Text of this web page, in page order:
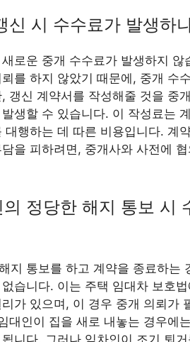
신 시 수수료가 발생하
로운 중개 수수료가 발생하지 않
를 하지 않았기 때문에, 중개 수
갱신 계약서를 작성해줄 것을 중
생할 수 있습니다. 이 작성료는
행하는 데 따른 비용입니다. 계
을 피하려면, 중개사와 사전에
정당한 해지 통보 시
지 통보를 하고 계약을 종료하는
습니다. 이는 주택 임대차 보호
가 있으며, 이 경우 중개 의뢰가
대인이 집을 새로 내놓는 경우에
니다. 그러나 임차인이 조기 퇴거